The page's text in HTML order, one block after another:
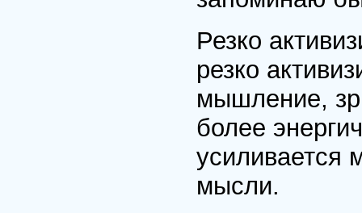
Резко
резко
мышление,
более
усиливается
мысли.